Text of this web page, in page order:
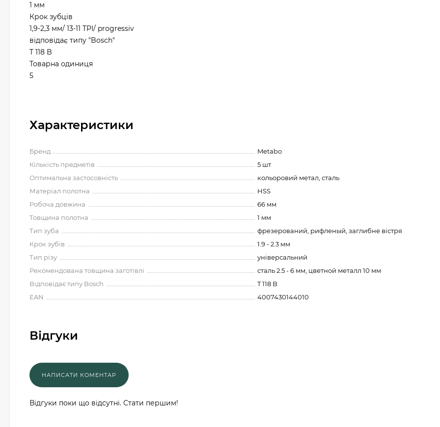
1 мм
Крок зубців
1,9-2,3 мм/ 13-11 TPI/ progressiv
відповідає типу "Bosch"
T 118 B
Товарна одиниця
5
Характеристики
Бренд
Metabo
Кількість предметів
5 шт
Оптимальна застосовність
кольоровий метал, сталь
Матеріал полотна
HSS
Робоча довжина
66 мм
Товщина полотна
1 мм
Тип зуба
фрезерований, рифленый, заглибне вістря
Крок зубів
1.9 - 2.3 мм
Тип різу
універсальний
Рекомендована товщина заготівлі
сталь 2.5 - 6 мм, цветной металл 10 мм
Відповідає типу Bosch
T 118 B
EAN
4007430144010
Відгуки
Відгуки поки що відсутні. Стати першим!